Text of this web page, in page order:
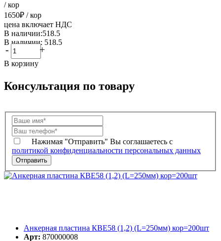
/ кор
1650₽ / кор
цена включает НДС
В наличии:518.5
В наличии: 518.5
- +
В корзину
Консультация по товару
Нажимая "Отправить" Вы соглашаетесь с
политикой конфиденциальности персональных данных
Анкерная пластина КВЕ58 (1,2) (L=250мм) кор=200шт
Арт: 870000008